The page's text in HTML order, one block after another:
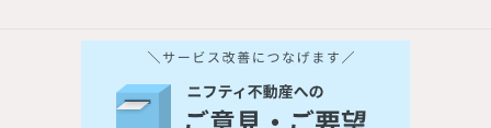
他の人はこんな条件で絞り込んでいます！
バス・トイレ別 2階以上
新着物件メール通知